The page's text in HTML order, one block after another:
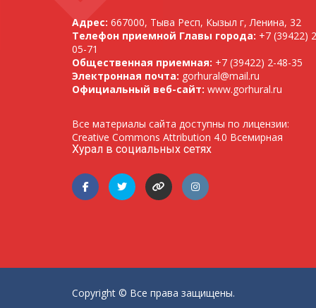
Адрес: 667000, Тыва Респ, Кызыл г, Ленина, 32
Телефон приемной Главы города: +7 (39422)
05-71
Общественная приемная: +7 (39422) 2-48-35
Электронная почта: gorhural@mail.ru
Официальный веб-сайт: www.gorhural.ru
Все материалы сайта доступны по лицензии:
Creative Commons Attribution 4.0 Всемирная
Хурал в социальных сетях
Copyright © Все права защищены.